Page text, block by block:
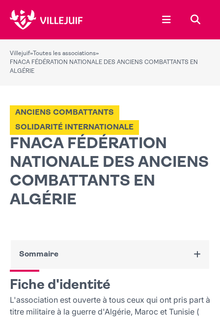
Ouvrir le
Villejuif» Toutes les associations»
FNACA FÉDÉRATION NATIONALE DES ANCIENS COMBATTANTS EN
ALGÉRIE
FNACA FÉDÉRATION
NATIONALE DES ANCIENS
COMBATTANTS EN
ALGÉRIE
ANCIENS COMBATTANTS
SOLIDARITÉ INTERNATIONALE
Sommaire
Fiche d'identité
Nous contacter
Fiche d'identité
L'association est ouverte à tous ceux qui ont pris part à
titre militaire à la guerre d'Algérie, Maroc et Tunisie (